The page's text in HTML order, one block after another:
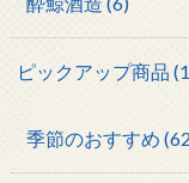
ピックアップ商品
季節のおすすめ